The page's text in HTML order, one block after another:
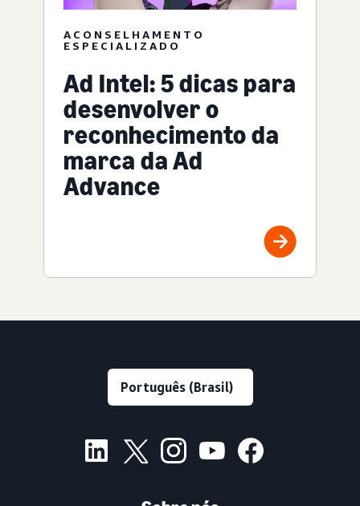
ACONSELHAMENTO
ESPECIALIZADO
Ad Intel: 5 dicas para
desenvolver o
reconhecimento da
marca da Ad
Advance